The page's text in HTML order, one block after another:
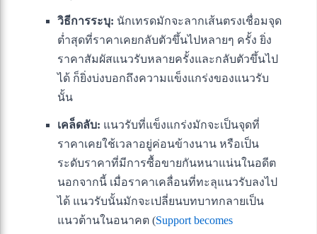
วิธีการระบุ: นักเทรดมักจะลากเส้นตรงเชื่อมจุด
ต่ำสุดที่ราคาเคยกลับตัวขึ้นไปหลายๆ ครั้ง ยิ่ง
ราคาสัมผัสแนวรับหลายครั้งและกลับตัวขึ้นไป
ได้ ก็ยิ่งบ่งบอกถึงความแข็งแกร่งของแนวรับ
นั้น
เคล็ดลับ: แนวรับที่แข็งแกร่งมักจะเป็นจุดที่
ราคาเคยใช้เวลาอยู่ค่อนข้างนาน หรือเป็น
ระดับราคาที่มีการซื้อขายกันหนาแน่นในอดีต
นอกจากนี้ เมื่อราคาเคลื่อนที่ทะลุแนวรับลงไป
ได้ แนวรับนั้นมักจะเปลี่ยนบทบาทกลายเป็น
แนวต้านในอนาคต (Support becomes